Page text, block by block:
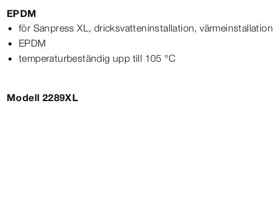
EPDM
för Sanpress XL, dricksvatteninstallation, värmeinstallation
EPDM
temperaturbeständig upp till 105 °C
Modell 2289XL